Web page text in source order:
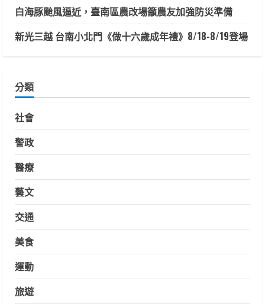
白海豚颱風逼近，臺南區農改場籲農友加強防災準備
新光三越 台南小北門《做十六歲成年禮》8/18-8/19登場
分類
社會
警政
醫療
藝文
交通
美食
運動
旅遊